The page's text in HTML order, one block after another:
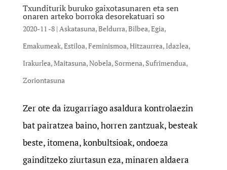
Txunditurik buruko gaixotasunaren eta sen
onaren arteko borroka desorekatuari so
2020-11 -8| Askatasuna,Beldurra,Bilbea,Egia,
Emakumeak,Estiloa,Feminismoa,Hitzaurrea,Idazlea,
Irakurlea,Maitasuna,Nobela, Sormena, Sufrimendua,
Zoriontasuna
Zer ote da izugarriago asaldura kontrolaezin
bat pairatzea baino, horren zantzuak, besteak
beste, itomena, konbultsioak, ondoeza
gainditzeko ziurtasun eza, minaren aldaera